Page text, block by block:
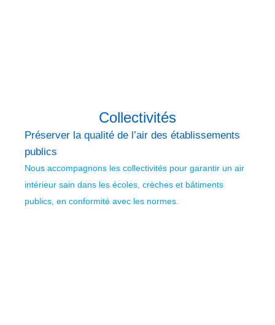
Collectivités
Préserver la qualité de l’air des établissements
publics
Nous accompagnons les collectivités pour garantir un air
intérieur sain dans les écoles, crèches et bâtiments
publics, en conformité avec les normes.